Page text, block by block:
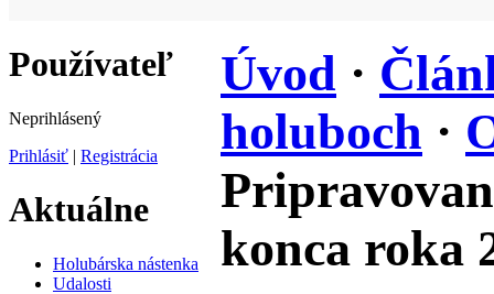
Používateľ
Neprihlásený
Prihlásiť | Registrácia
Aktuálne
Holubárska nástenka
Udalosti
Úvod ·
holuboch ·
konca roka